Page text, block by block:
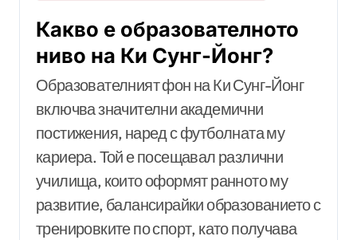
Какво е образователното
ниво на Ки Сунг-Йонг?
Образователният фон на Ки Сунг-Йонг
включва значителни академични
постижения, наред с футболната му
кариера. Той е посещавал различни
училища, които оформят ранното му
развитие, балансирайки образованието с
тренировките по спорт, като получава